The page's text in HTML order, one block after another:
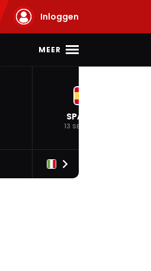
Inloggen
MEER
SPANJE
13 SEP. 2026